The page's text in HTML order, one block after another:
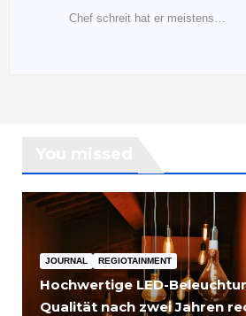
Chef schreit hat er meistens…
JOURNAL REGIOTAINMENT
Hochwertige LED-
Qualität nach zwei Jahren